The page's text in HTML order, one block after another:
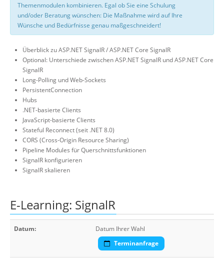
Themenmodulen kombinieren. Egal ob Sie eine Schulung
und/oder Beratung wünschen: Die Maßnahme wird auf Ihre
Wünsche und Bedürfnisse genau maßgeschneidert!
Überblick zu ASP.NET SignalR / ASP.NET Core SignalR
Optional: Unterschiede zwischen ASP.NET SignalR und ASP.NET Core
SignalR
Long-Polling und Web-Sockets
PersistentConnection
Hubs
.NET-basierte Clients
JavaScript-basierte Clients
Stateful Reconnect (seit .NET 8.0)
CORS (Cross-Origin Resource Sharing)
Pipeline Modules für Querschnittsfunktionen
SignalR konfigurieren
SignalR skalieren
E-Learning: SignalR
Datum:
Datum Ihrer Wahl
Terminanfrage